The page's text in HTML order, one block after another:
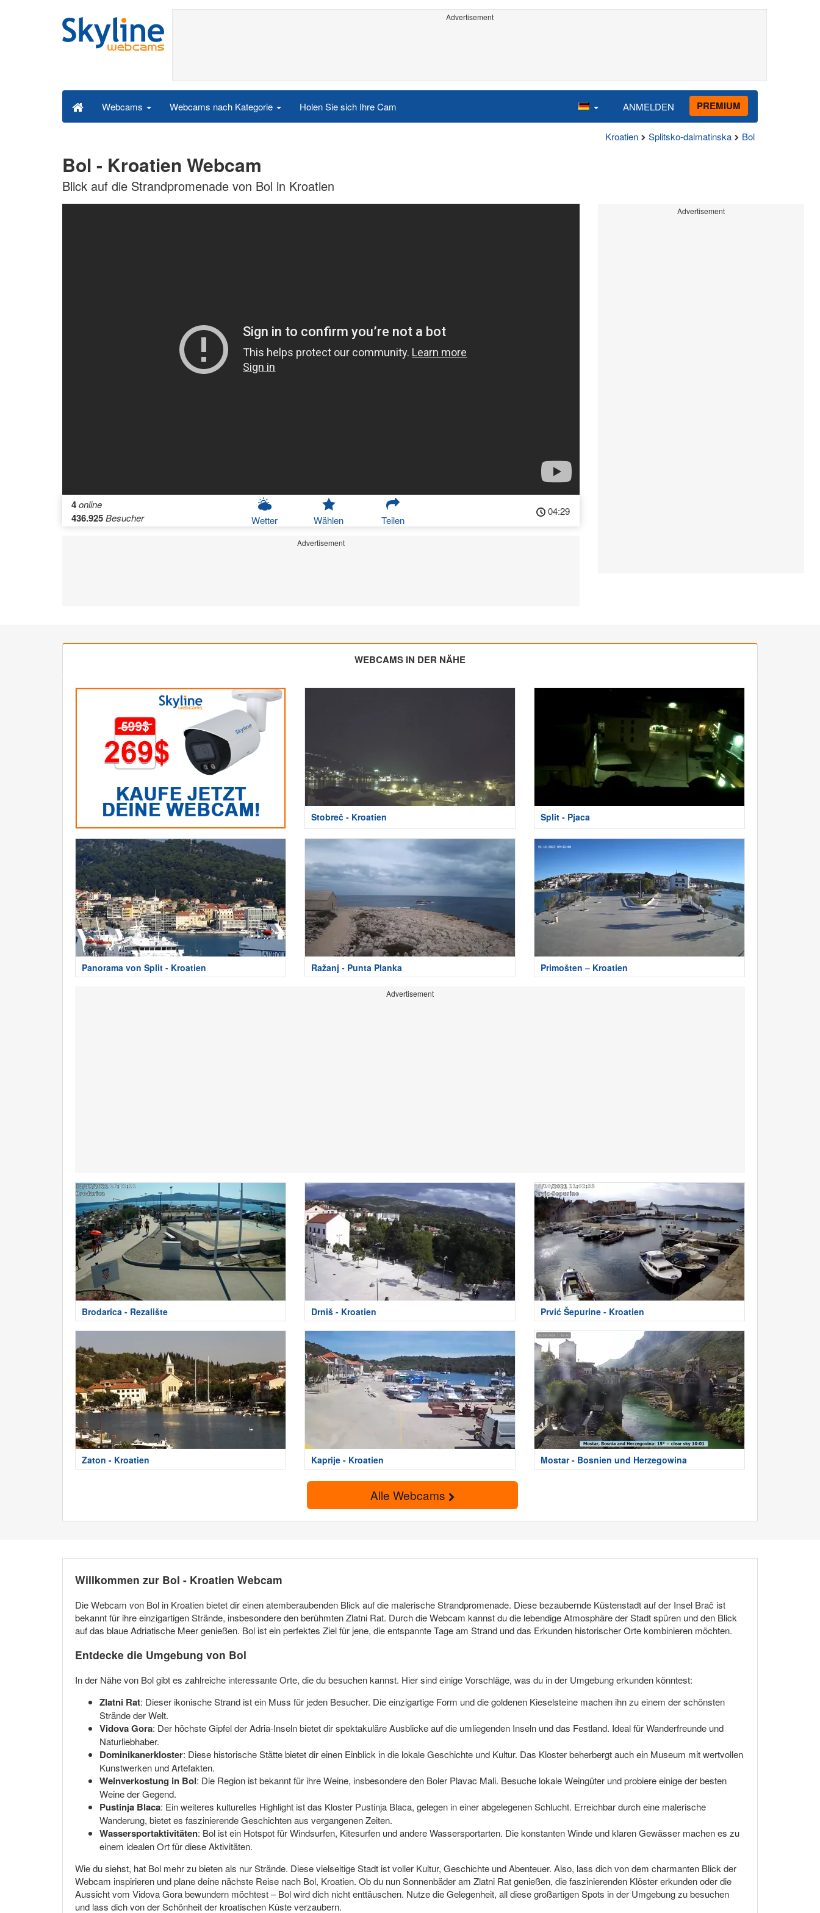
Advertisement
Webcams Webcams nach Kategorie Holen Sie sich Ihre Cam ANMELDEN PREMIUM
Kroatien Splitsko-dalmatinska Bol
Bol - Kroatien Webcam
Blick auf die Strandpromenade von Bol in Kroatien
4online
436.925Besucher Wetter Wählen Teilen
04:29
Advertisement
Advertisement
WEBCAMS IN DER NÄHE
Stobreč - Kroatien Split - Pjaca
Panorama von Split - Kroatien Ražanj - Punta Planka Primošten – Kroatien
Advertisement
Brodarica - Rezalište Drniš - Kroatien Prvić Šepurine - Kroatien
Zaton - Kroatien Kaprije - Kroatien Mostar - Bosnien und Herzegowina
Alle Webcams
Willkommen zur Bol - Kroatien Webcam
Die Webcam von Bol in Kroatien bietet dir einen atemberaubenden Blick auf die malerische Strandpromenade. Diese bezaubernde Küstenstadt auf der Insel Brač ist
bekannt für ihre einzigartigen Strände, insbesondere den berühmten Zlatni Rat. Durch die Webcam kannst du die lebendige Atmosphäre der Stadt spüren und den Blick
auf das blaue Adriatische Meer genießen. Bol ist ein perfektes Ziel für jene, die entspannte Tage am Strand und das Erkunden historischer Orte kombinieren möchten.
Entdecke die Umgebung von Bol
In der Nähe von Bol gibt es zahlreiche interessante Orte, die du besuchen kannst. Hier sind einige Vorschläge, was du in der Umgebung erkunden könntest:
Zlatni Rat: Dieser ikonische Strand ist ein Muss für jeden Besucher. Die einzigartige Form und die goldenen Kieselsteine machen ihn zu einem der schönsten
Strände der Welt.
Vidova Gora: Der höchste Gipfel der Adria-Inseln bietet dir spektakuläre Ausblicke auf die umliegenden Inseln und das Festland. Ideal für Wanderfreunde und
Naturliebhaber.
Dominikanerkloster: Diese historische Stätte bietet dir einen Einblick in die lokale Geschichte und Kultur. Das Kloster beherbergt auch ein Museum mit wertvollen
Kunstwerken und Artefakten.
Weinverkostung in Bol: Die Region ist bekannt für ihre Weine, insbesondere den Boler Plavac Mali. Besuche lokale Weingüter und probiere einige der besten
Weine der Gegend.
Pustinja Blaca: Ein weiteres kulturelles Highlight ist das Kloster Pustinja Blaca, gelegen in einer abgelegenen Schlucht. Erreichbar durch eine malerische
Wanderung, bietet es faszinierende Geschichten aus vergangenen Zeiten.
Wassersportaktivitäten: Bol ist ein Hotspot für Windsurfen, Kitesurfen und andere Wassersportarten. Die konstanten Winde und klaren Gewässer machen es zu
einem idealen Ort für diese Aktivitäten.
Wie du siehst, hat Bol mehr zu bieten als nur Strände. Diese vielseitige Stadt ist voller Kultur, Geschichte und Abenteuer. Also, lass dich von dem charmanten Blick der
Webcam inspirieren und plane deine nächste Reise nach Bol, Kroatien. Ob du nun Sonnenbäder am Zlatni Rat genießen, die faszinierenden Klöster erkunden oder die
Aussicht vom Vidova Gora bewundern möchtest – Bol wird dich nicht enttäuschen. Nutze die Gelegenheit, all diese großartigen Spots in der Umgebung zu besuchen
und lass dich von der Schönheit der kroatischen Küste verzaubern.